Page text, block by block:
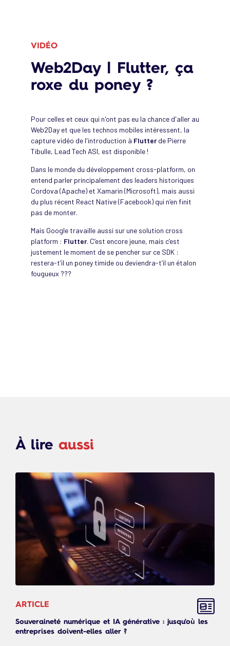
VIDÉO
Web2Day | Flutter, ça
roxe du poney ?
Pour celles et ceux qui n'ont pas eu la chance d'aller au
Web2Day et que les technos mobiles intéressent, la
capture vidéo de l'introduction à Flutterde Pierre
Tibulle, Lead Tech ASI, est disponible !
Dans le monde du développement cross-platform, on
entend parler principalement des leaders historiques
Cordova (Apache) et Xamarin (Microsoft), mais aussi
du plus récent React Native (Facebook) qui n’en finit
pas de monter.
Mais Google travaille aussi sur une solution cross
platform : Flutter. C’est encore jeune, mais c’est
justement le moment de se pencher sur ce SDK :
restera-t’il un poney timide ou deviendra-t’il un étalon
fougueux ???
À lire aussi
ARTICLE
Souveraineté numérique et IA générative : jusqu'où les
entreprises doivent-elles aller ?